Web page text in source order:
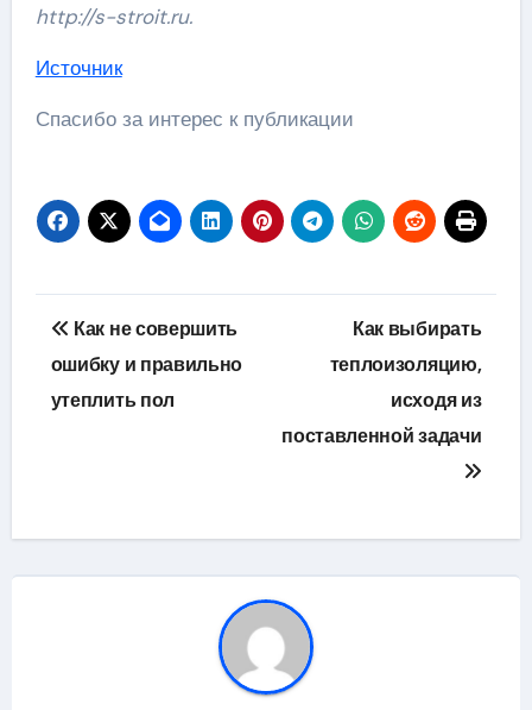
http://s-stroit.ru.
Источник
Спасибо за интерес к публикации
Навигация
по
записям
Как не совершить
ошибку и правильно
утеплить пол
Как выбирать
теплоизоляцию,
исходя из
поставленной задачи